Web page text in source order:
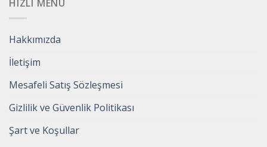
HIZLI MENÜ
Hakkımızda
İletişim
Mesafeli Satış Sözleşmesi
Gizlilik ve Güvenlik Politikası
Şart ve Koşullar